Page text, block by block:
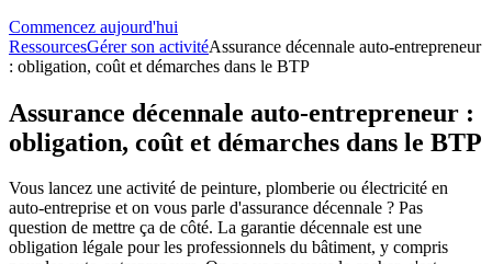
Commencez aujourd'hui
RessourcesGérer son activitéAssurance décennale auto-entrepreneur
: obligation, coût et démarches dans le BTP
Assurance décennale auto-entrepreneur :
obligation, coût et démarches dans le BTP
Vous lancez une activité de peinture, plomberie ou électricité en
auto-entreprise et on vous parle d'assurance décennale ? Pas
question de mettre ça de côté. La garantie décennale est une
obligation légale pour les professionnels du bâtiment, y compris